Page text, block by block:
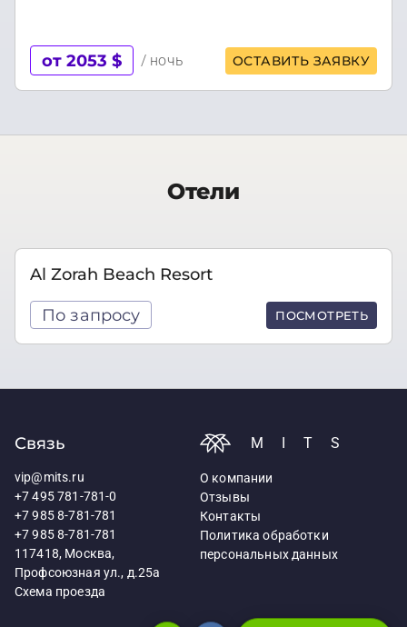
от 2053 $ / ночь ОСТАВИТЬ ЗАЯВКУ
Отели
Al Zorah Beach Resort
По запросу ПОСМОТРЕТЬ
Связь
vip@mits.ru
+7 495 781-781-0
+7 985 8-781-781
+7 985 8-781-781
117418, Москва,
Профсоюзная ул., д.25а
Схема проезда
MITS
О компании
Отзывы
Контакты
Политика обработки
персональных данных